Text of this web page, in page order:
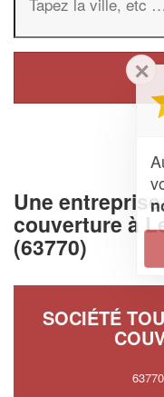
Une
couverture à
(63770)
SOCIÉTÉ